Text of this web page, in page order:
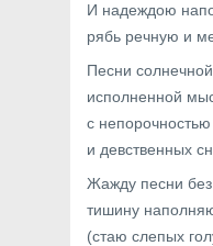
И надеждою
рябь речную и
Песни
исполненной
с непорочностью
и девственных
Жажду песни без
тишину
(стаю слепых